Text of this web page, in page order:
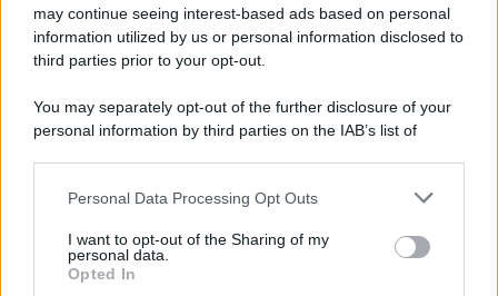
may continue seeing interest-based ads based on personal
information utilized by us or personal information disclosed to
third parties prior to your opt-out.
You may separately opt-out of the further disclosure of your
personal information by third parties on the IAB’s list of
This information may also be disclosed by us to third parties
disclose it to other third parties.
Please note that this website/app uses one or more Google
Personal Data Processing Opt Outs
I want to opt-out of the Sharing of my
personal data.
Opted In